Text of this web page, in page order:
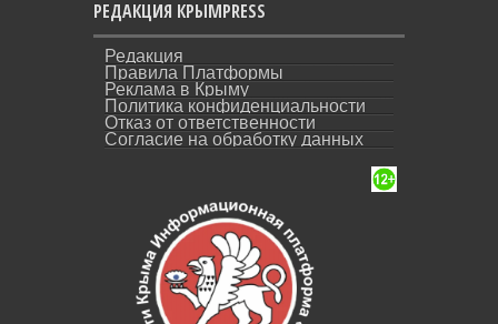
РЕДАКЦИЯ КРЫМPRESS
Редакция
Правила Платформы
Реклама в Крыму
Политика конфиденциальности
Отказ от ответственности
Согласие на обработку данных